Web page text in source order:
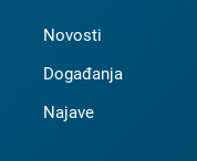
Novosti
Događanja
Najave